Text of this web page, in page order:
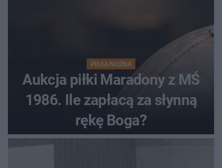
PIŁKA NOŻNA
Aukcja piłki Maradony z MŚ
1986. Ile zapłacą za słynną
rękę Boga?